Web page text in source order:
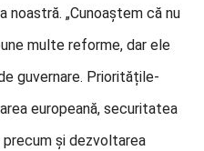
„Cunoaștem că nu
multe reforme, dar ele
guvernare. Prioritățile-
europeană, securitatea
și dezvoltarea